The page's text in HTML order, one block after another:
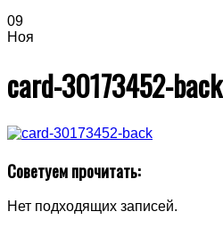
09
Ноя
card-30173452-back
Советуем прочитать:
Нет подходящих записей.